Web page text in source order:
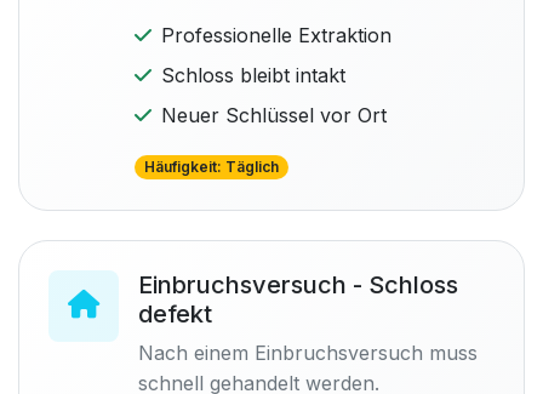
Professionelle Extraktion
Schloss bleibt intakt
Neuer Schlüssel vor Ort
Häufigkeit: Täglich
Einbruchsversuch - Schloss
defekt
Nach einem Einbruchsversuch muss
schnell gehandelt werden.